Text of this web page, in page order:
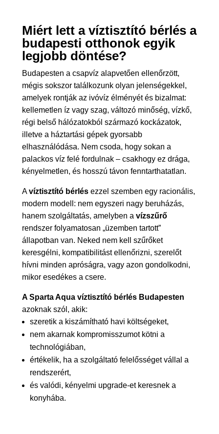
Miért lett a víztisztító bérlés a
budapesti otthonok egyik
legjobb döntése?
Budapesten a csapvíz alapvetően ellenőrzött,
mégis sokszor találkozunk olyan jelenségekkel,
amelyek rontják az ivóvíz élményét és bizalmat:
kellemetlen íz vagy szag, változó minőség, vízkő,
régi belső hálózatokból származó kockázatok,
illetve a háztartási gépek gyorsabb
elhasználódása. Nem csoda, hogy sokan a
palackos víz felé fordulnak – csakhogy ez drága,
kényelmetlen, és hosszú távon fenntarthatatlan.
Avíztisztító bérlésezzel szemben egy racionális,
modern modell: nem egyszeri nagy beruházás,
hanem szolgáltatás, amelyben a vízszűrő
rendszer folyamatosan „üzemben tartott”
állapotban van. Neked nem kell szűrőket
keresgélni, kompatibilitást ellenőrizni, szerelőt
hívni minden apróságra, vagy azon gondolkodni,
mikor esedékes a csere.
A Sparta Aqua víztisztító bérlés Budapesten
azoknak szól, akik:
szeretik a kiszámítható havi költségeket,
nem akarnak kompromisszumot kötni a
technológiában,
értékelik, ha a szolgáltató felelősséget vállal a
rendszerért,
és valódi, kényelmi upgrade-et keresnek a
konyhába.